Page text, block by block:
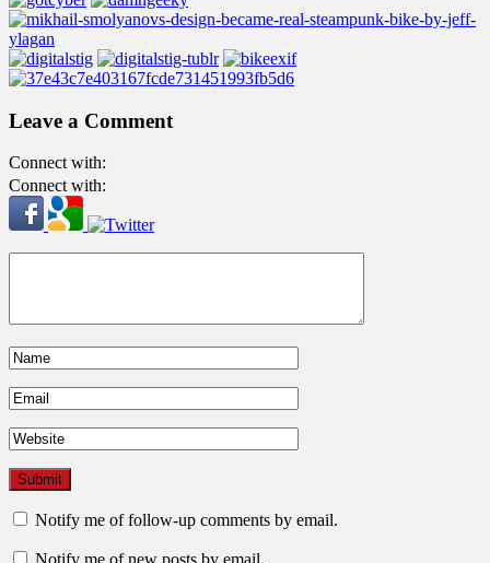
Leave a Comment
Connect with:
Connect with:
Notify me of follow-up comments by email.